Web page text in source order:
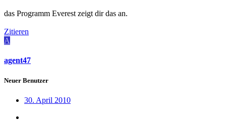
das Programm Everest zeigt dir das an.
Zitieren
A
agent47
Neuer Benutzer
30. April 2010